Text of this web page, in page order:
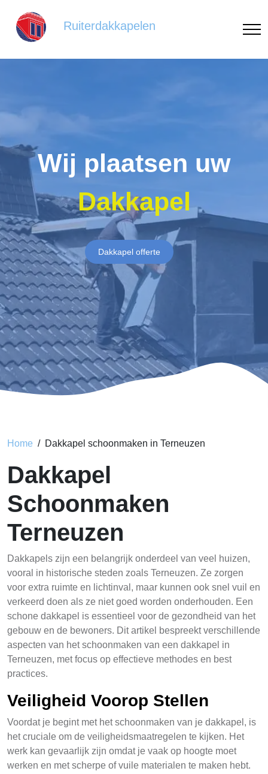
Ruiterdakkapelen
Wij plaatsen uw
Dakkapel
Dakkapel offerte
Home Dakkapel schoonmaken in Terneuzen
Dakkapel
Schoonmaken
Terneuzen
Dakkapels zijn een belangrijk onderdeel van veel huizen,
vooral in historische steden zoals Terneuzen. Ze zorgen
voor extra ruimte en lichtinval, maar kunnen ook snel vuil en
verkeerd doen als ze niet goed worden onderhouden. Een
schone dakkapel is essentieel voor de gezondheid van het
gebouw en de bewoners. Dit artikel bespreekt verschillende
aspecten van het schoonmaken van een dakkapel in
Terneuzen, met focus op effectieve methodes en best
practices.
Veiligheid Voorop Stellen
Voordat je begint met het schoonmaken van je dakkapel, is
het cruciale om de veiligheidsmaatregelen te kijken. Het
werk kan gevaarlijk zijn omdat je vaak op hoogte moet
werken en met scherpe of vuile materialen te maken hebt.